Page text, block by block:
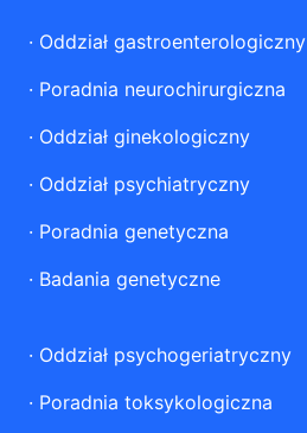
· Oddział gastroenterologiczny
· Poradnia neurochirurgiczna
· Oddział ginekologiczny
· Oddział psychiatryczny
· Poradnia genetyczna
· Badania genetyczne
· Oddział psychogeriatryczny
· Poradnia toksykologiczna